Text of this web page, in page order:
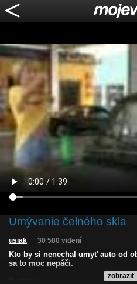
Umývanie čelného skla
zobraziť
usiak 30 580 videní
Kto by si nenechal umyť auto od
sa to moc nepáči.